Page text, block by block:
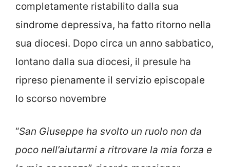
completamente ristabilito dalla sua
sindrome depressiva, ha fatto ritorno nella
sua diocesi. Dopo circa un anno sabbatico,
lontano dalla sua diocesi, il presule ha
ripreso pienamente il servizio episcopale
lo scorso novembre
“San Giuseppe ha svolto un ruolo non da
poco nell’aiutarmi a ritrovare la mia forza e